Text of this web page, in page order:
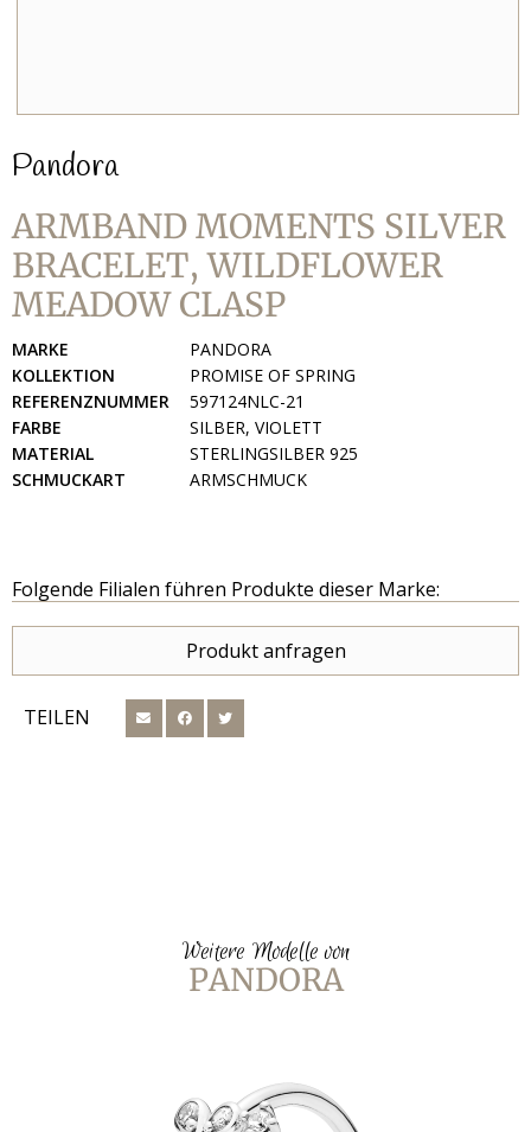
Pandora
ARMBAND MOMENTS SILVER
BRACELET, WILDFLOWER
MEADOW CLASP
MARKE
PANDORA
KOLLEKTION
PROMISE OF SPRING
REFERENZNUMMER
597124NLC-21
FARBE
SILBER, VIOLETT
MATERIAL
STERLINGSILBER 925
SCHMUCKART
ARMSCHMUCK
Folgende Filialen führen Produkte dieser Marke:
Produkt anfragen
TEILEN
Weitere Modelle von
PANDORA